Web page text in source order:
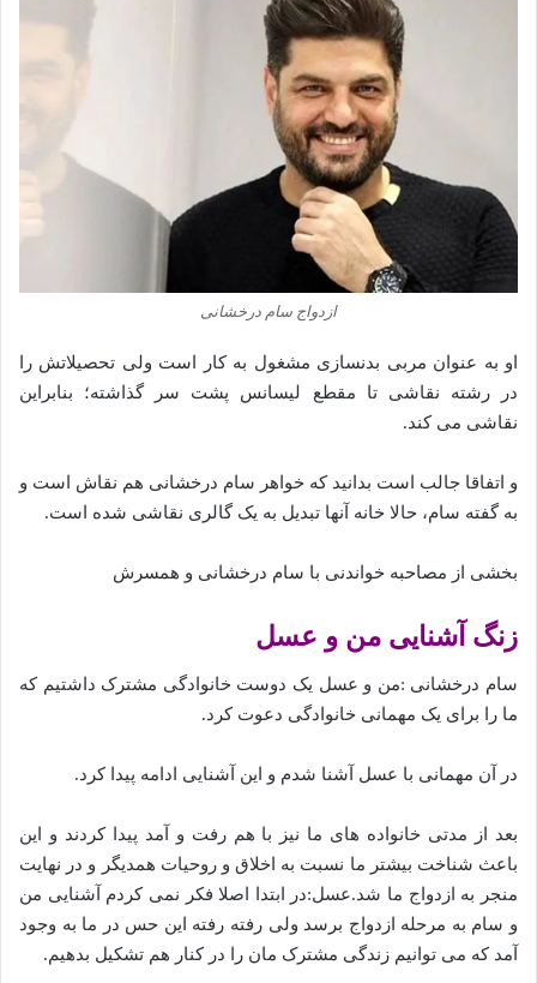
ازدواج سام درخشانی
او به عنوان مربی بدنسازی مشغول به کار است ولی تحصیلاتش را
در رشته نقاشی تا مقطع لیسانس پشت‌ سر گذاشته؛ بنابراین
نقاشی می‌ کند.
و اتفاقا جالب است بدانید که خواهر سام‌ درخشانی هم نقاش است و
به گفته‌‌ سام، حالا خانه آنها تبدیل به یک گالری نقاشی شده‌ است.
بخشی از مصاحبه خواندنی با سام درخشانی و همسرش
زنگ آشنایی من و عسل
سام درخشانی :من و عسل یک دوست خانوادگی مشترک داشتیم که
ما را برای یک مهمانی خانوادگی دعوت کرد.
در آن مهمانی با عسل آشنا شدم و این آشنایی ادامه پیدا کرد.
بعد از مدتی خانواده های ما نیز با هم رفت و آمد پیدا کردند و این
باعث شناخت بیشتر ما نسبت به اخلاق و روحیات همدیگر و در نهایت
منجر به ازدواج ما شد.عسل:در ابتدا اصلا فکر نمی کردم آشنایی من
و سام به مرحله ازدواج برسد ولی رفته رفته این حس در ما به وجود
آمد که می توانیم زندگی مشترک مان را در کنار هم تشکیل بدهیم.